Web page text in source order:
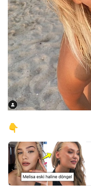
👇